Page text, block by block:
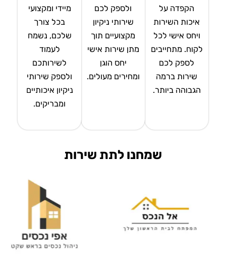
הקפדה על
איכות השירות
ויחס אישי לכל
לקוח. מתחייבים
לספק לכם
שירות ברמה
הגבוהה ביותר.
ולספק לכם
שירותי ניקיון
מקצועיים תוך
מתן שירות אישי
יחס הוגן
ומחירים מעולים.
מיידי ומקצועי
בכל צורך
שלכם, נשמח
לעמוד
לשירותכם
ולספק שירותי
ניקיון איכותיים
ומבריקים.
שמחנו לתת שירות